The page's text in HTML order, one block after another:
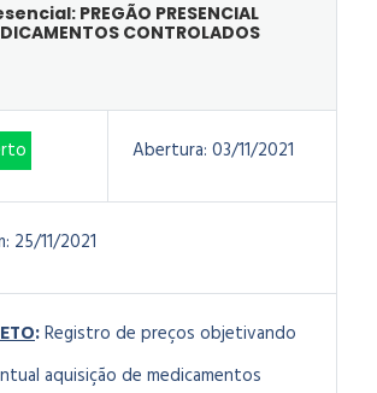
PREGÃO PRESENCIAL
CONTROLADOS
Abertura: 03/11/2021
25/11/2021
:Registro de preços objetivando
aquisição de medicamentos